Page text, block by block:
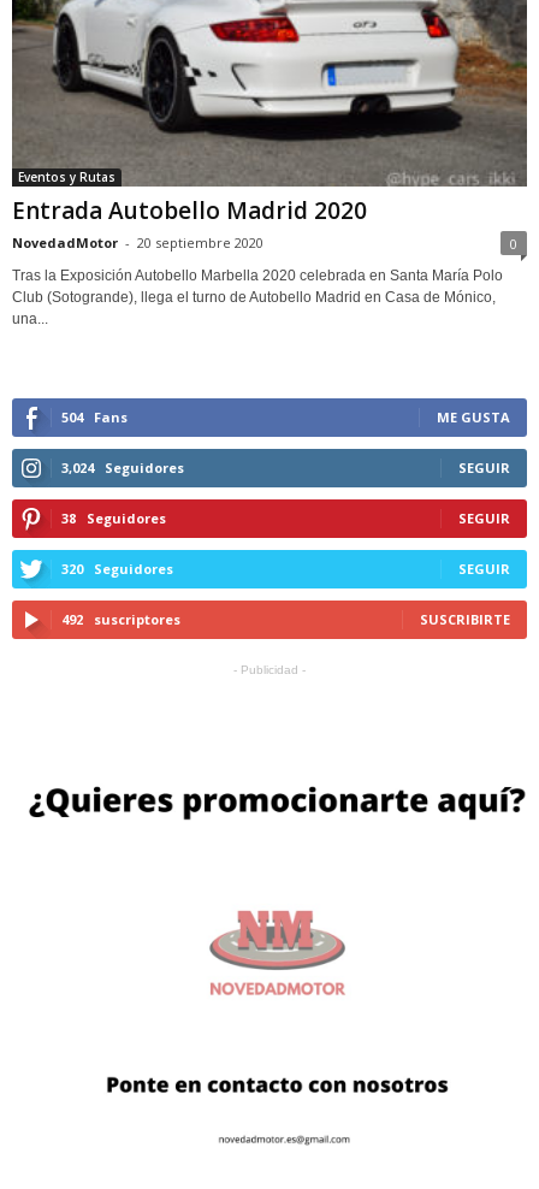
Eventos y Rutas
Entrada Autobello Madrid 2020
NovedadMotor - 20 septiembre 2020 0
Tras la Exposición Autobello Marbella 2020 celebrada en Santa María Polo
Club (Sotogrande), llega el turno de Autobello Madrid en Casa de Mónico,
una...
504 Fans ME GUSTA
3,024 Seguidores SEGUIR
38 Seguidores SEGUIR
320 Seguidores SEGUIR
492 suscriptores SUSCRIBIRTE
- Publicidad -